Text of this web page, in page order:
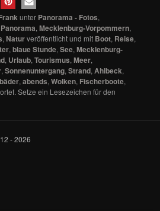
unter Panorama - Fotos,
,Mecklenburg-Vorpommern,
, Naturveröffentlicht und mit Boot, Reise,
,blaue Stunde,See,Mecklenburg-
, Urlaub,Tourismus,Meer,
,Sonnenuntergang,Strand, Ahlbeck,
,abends,Wolken, Fischerboote,
Setze ein Lesezeichen für den
- 2026